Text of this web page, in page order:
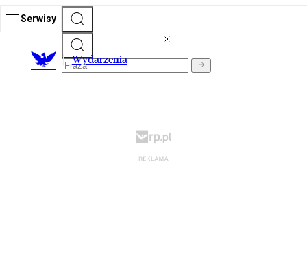
Serwisy
Wydarzenia